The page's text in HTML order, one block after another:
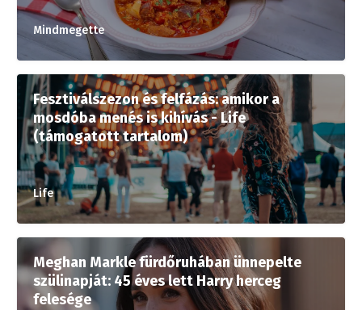
Mindmegette
Fesztiválszezon és felfázás: amikor a
mosdóba menés is kihívás - Life
(támogatott tartalom)
Life
Meghan Markle fürdőruhában ünnepelte
szülinapját: 45 éves lett Harry herceg
felesége